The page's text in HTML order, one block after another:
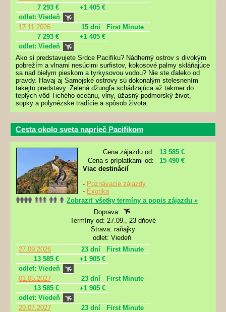
7 293 €
+1 405 €
odlet: Viedeň
17.11.2026
15 dní
First Minute
7 293 €
+1 405 €
odlet: Viedeň
Ako si predstavujete Srdce Pacifiku? Nádherný ostrov s divokým
pobrežím a vlnami nesúcimi surfistov, kokosové palmy skláňajúce
sa nad bielym pieskom a tyrkysovou vodou? Nie ste ďaleko od
pravdy. Havaj aj Samojské ostrovy sú dokonalým stelesnením
takejto predstavy. Zelená džungľa schádzajúca až takmer do
teplých vôd Tichého oceánu, vlny, úžasný podmorský život,
sopky a polynézske tradície a spôsob života.
Cesta okolo sveta naprieč Pacifikom
Cena zájazdu od:
13 585 €
Cena s príplatkami od:
15 490 €
Viac destinácií
- Poznávacie zájazdy
- Exotika
Zobraziť všetky termíny a popis zájazdu »
Doprava:
Termíny od: 27.09., 23 dňové
Strava: raňajky
odlet: Viedeň
27.09.2026
23 dní
First Minute
13 585 €
+1 905 €
odlet: Viedeň
01.05.2027
23 dní
First Minute
13 585 €
+1 905 €
odlet: Viedeň
29.07.2027
23 dní
First Minute